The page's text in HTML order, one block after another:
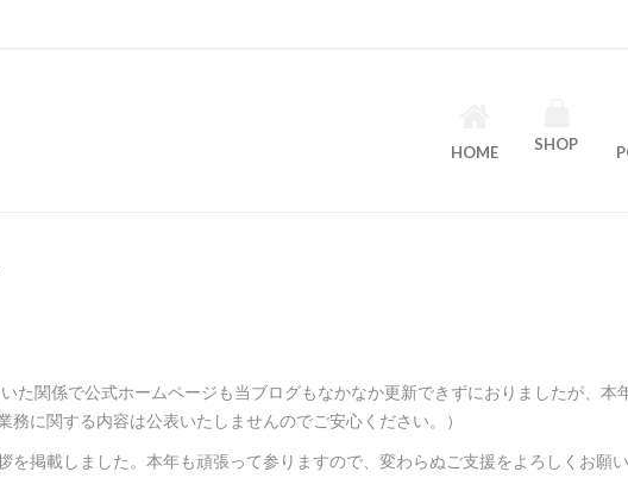
HOME SHOP
た関係で公式ホームページも当ブログもなかなか更新できずにおりましたが、本
に関する内容は公表いたしませんのでご安心ください。）
を掲載しました。本年も頑張って参りますので、変わらぬご支援をよろしくお願い